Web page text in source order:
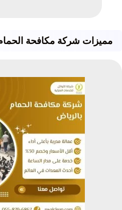
مميزات شركة مكافحة